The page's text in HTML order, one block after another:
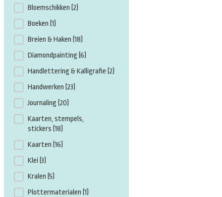
Bloemschikken (2)
Boeken (1)
Breien & Haken (18)
Diamondpainting (6)
Handlettering & Kalligrafie (2)
Handwerken (23)
Journaling (20)
Kaarten, stempels,
stickers (18)
Kaarten (16)
Klei (3)
Kralen (5)
Plottermaterialen (1)